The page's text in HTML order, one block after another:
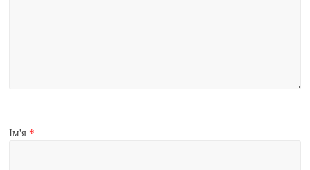
Ім'я *